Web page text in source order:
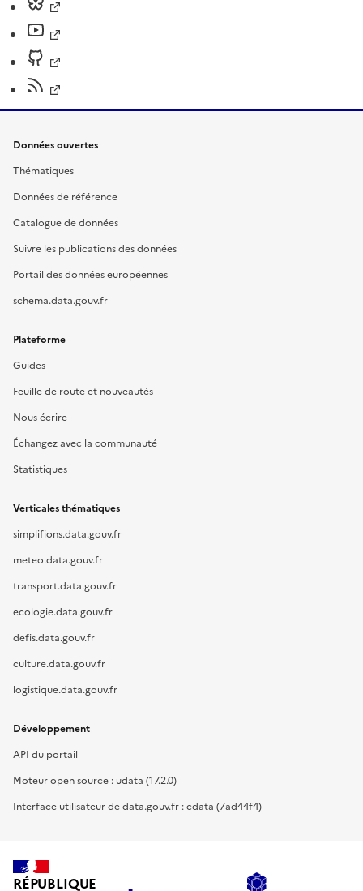
Données ouvertes
Thématiques
Données de référence
Catalogue de données
Suivre les publications des données
Portail des données européennes
schema.data.gouv.fr
Plateforme
Guides
Feuille de route et nouveautés
Nous écrire
Échangez avec la communauté
Statistiques
Verticales thématiques
simplifions.data.gouv.fr
meteo.data.gouv.fr
transport.data.gouv.fr
ecologie.data.gouv.fr
defis.data.gouv.fr
culture.data.gouv.fr
logistique.data.gouv.fr
Développement
API du portail
Moteur open source : udata (17.2.0)
Interface utilisateur de data.gouv.fr : cdata (7ad44f4)
RÉPUBLIQUE